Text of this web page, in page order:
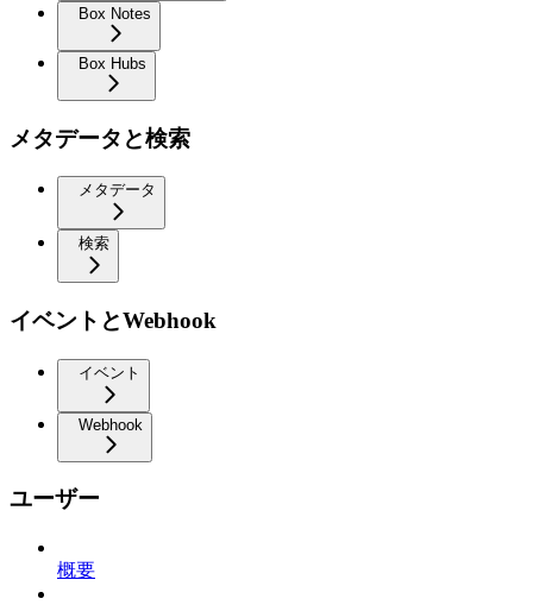
Box Notes
Box Hubs
メタデータと検索
メタデータ
検索
イベントとWebhook
イベント
Webhook
ユーザー
概要